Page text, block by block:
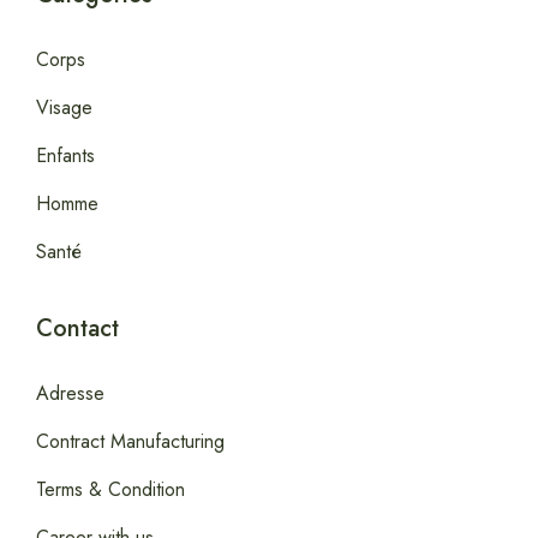
Corps
Visage
Enfants
Homme
Santé
Contact
Adresse
Contract Manufacturing
Terms & Condition